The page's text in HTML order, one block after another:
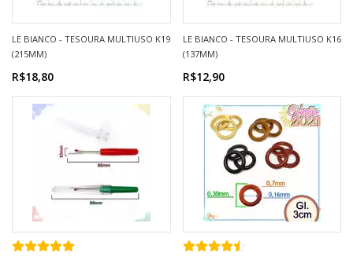
LE BIANCO - TESOURA MULTIUSO K19
(215MM)
R$18,80
LE BIANCO - TESOURA MULTIUSO K16
(137MM)
R$12,90